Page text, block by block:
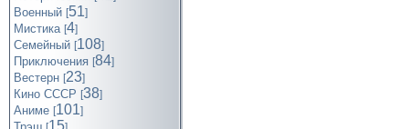
Военный [51]
Мистика [4]
Семейный [108]
Приключения [84]
Вестерн [23]
Кино СССР [38]
Аниме [101]
15